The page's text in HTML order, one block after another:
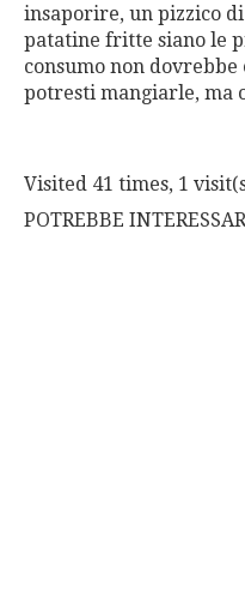
insaporire, un pizzico
patatine fritte siano le
consumo non dovrebbe
potresti mangiarle, ma
Visited 41 times, 1
POTREBBE